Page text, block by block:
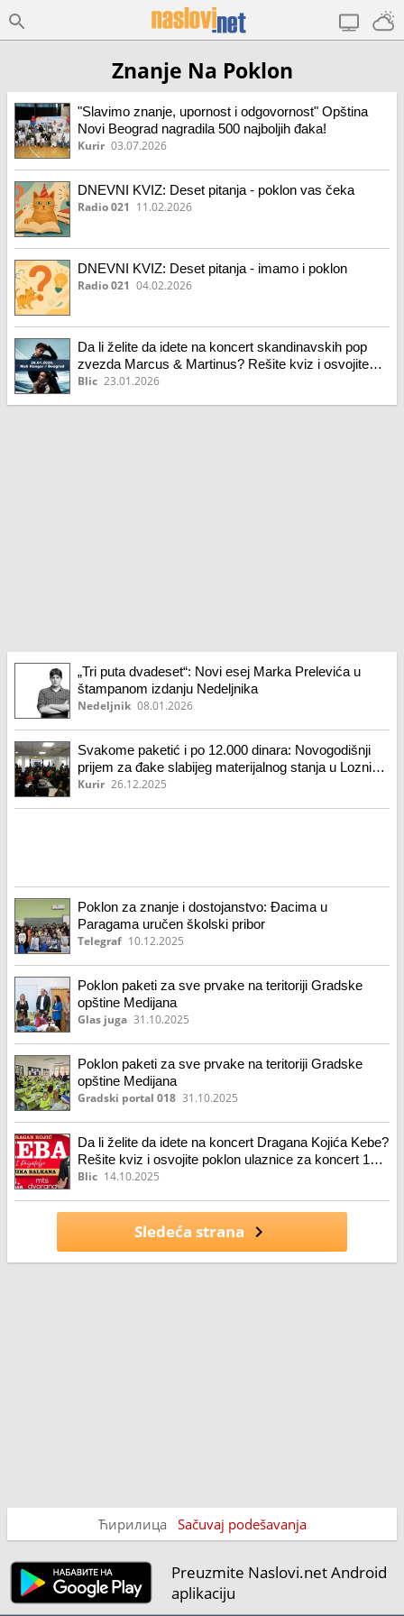
Znanje Na Poklon
"Slavimo znanje, upornost i odgovornost" Opština
Novi Beograd nagradila 500 najboljih đaka!
Kurir 03.07.2026
DNEVNI KVIZ: Deset pitanja - poklon vas čeka
Radio 021 11.02.2026
DNEVNI KVIZ: Deset pitanja - imamo i poklon
Radio 021 04.02.2026
Da li želite da idete na koncert skandinavskih pop
zvezda Marcus & Martinus? Rešite kviz i osvojite
poklon ulaznice za koncert 28. januara u Malom
Blic 23.01.2026
„Tri puta dvadeset“: Novi esej Marka Prelevića u
štampanom izdanju Nedeljnika
Nedeljnik 08.01.2026
Svakome paketić i po 12.000 dinara: Novogodišnji
prijem za đake slabijeg materijalnog stanja u Loznici
(foto)
Kurir 26.12.2025
Poklon za znanje i dostojanstvo: Đacima u
Paragama uručen školski pribor
Telegraf 10.12.2025
Poklon paketi za sve prvake na teritoriji Gradske
opštine Medijana
Glas juga 31.10.2025
Poklon paketi za sve prvake na teritoriji Gradske
opštine Medijana
Gradski portal 018 31.10.2025
Da li želite da idete na koncert Dragana Kojića Kebe?
Rešite kviz i osvojite poklon ulaznice za koncert 16.
oktobra u Beogradu!
Blic 14.10.2025
Sledeća strana
Ћирилица Sačuvaj podešavanja
Preuzmite Naslovi.net Android
aplikaciju